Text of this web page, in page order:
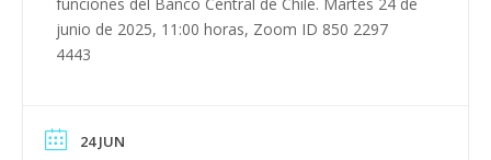
junio de 2025, 11:00 horas, Zoom ID 850 2297
4443
24 JUN